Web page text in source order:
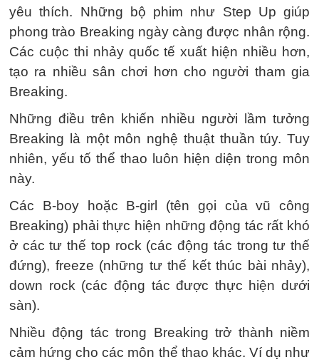
yêu thích. Những bộ phim như Step Up giúp
phong trào Breaking ngày càng được nhân rộng.
Các cuộc thi nhảy quốc tế xuất hiện nhiều hơn,
tạo ra nhiều sân chơi hơn cho người tham gia
Breaking.
Những điều trên khiến nhiều người lầm tưởng
Breaking là một môn nghệ thuật thuần túy. Tuy
nhiên, yếu tố thể thao luôn hiện diện trong môn
này.
Các B-boy hoặc B-girl (tên gọi của vũ công
Breaking) phải thực hiện những động tác rất khó
ở các tư thế top rock (các động tác trong tư thế
đứng), freeze (những tư thế kết thúc bài nhảy),
down rock (các động tác được thực hiện dưới
sàn).
Nhiều động tác trong Breaking trở thành niềm
cảm hứng cho các môn thể thao khác. Ví dụ như